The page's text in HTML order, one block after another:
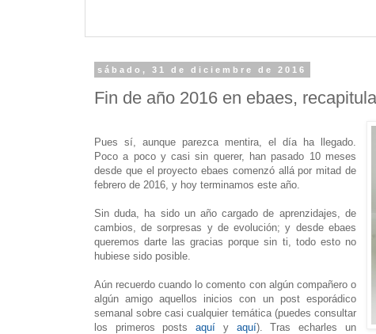
sábado, 31 de diciembre de 2016
Fin de año 2016 en ebaes,
Pues sí, aunque parezca mentira, el día ha llegado.
Poco a poco y casi sin querer, han pasado 10 meses
desde que el proyecto ebaes comenzó allá por mitad de
febrero de 2016, y hoy terminamos este año.
Sin duda, ha sido un año cargado de aprenzidajes, de
cambios, de sorpresas y de evolución; y desde ebaes
queremos darte las gracias porque sin ti, todo esto no
hubiese sido posible.
Aún recuerdo cuando lo comento con algún compañero o
algún amigo aquellos inicios con un post esporádico
semanal sobre casi cualquier temática (puedes consultar
los primeros postsaquí y aquí). Tras echarles un